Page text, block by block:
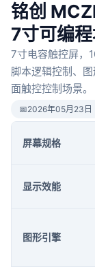
铭创
7寸可编
7寸电容触控屏，
脚本逻辑控制、
面触控控制场景。
📅2026年05月23日
屏幕规格
显示效能
图形引擎